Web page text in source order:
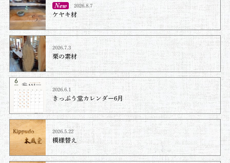
2026.8.7
ケヤキ材⁡
2026.7.3
栗の素材
2026.6.1
きっぷう堂カレンダー6月
2026.5.22
模様替え